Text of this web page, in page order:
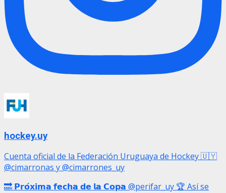
hockey.uy
Cuenta oficial de la Federación Uruguaya de Hockey 🇺🇾
@cimarronas y @cimarrones_uy
🔜 𝗣𝗿𝗼́𝘅𝗶𝗺𝗮 𝗳𝗲𝗰𝗵𝗮 𝗱𝗲 𝗹𝗮 𝗖𝗼𝗽𝗮 @perifar_uy 🏆 Así se